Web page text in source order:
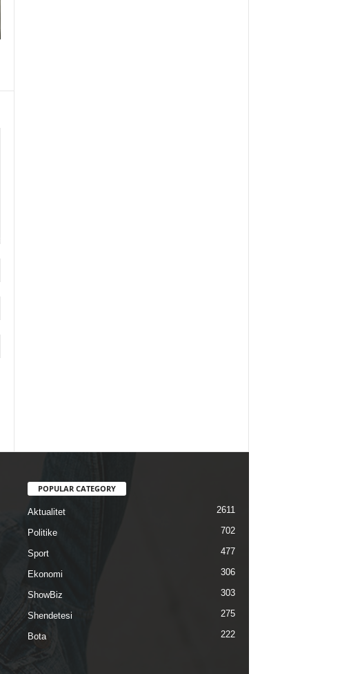
POPULAR CATEGORY
Aktualitet 2611
Politike 702
Sport 477
Ekonomi 306
ShowBiz 303
Shendetesi 275
Bota 222